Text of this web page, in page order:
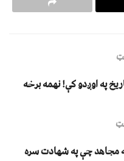
په اوږدو کې! نهمه برخه
مجاهد چې په شهادت سره